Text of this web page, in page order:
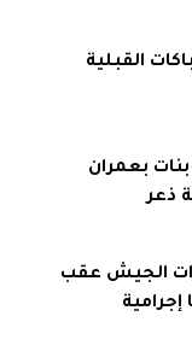
القبلية
بعمران
ذعر
الجيش عقب